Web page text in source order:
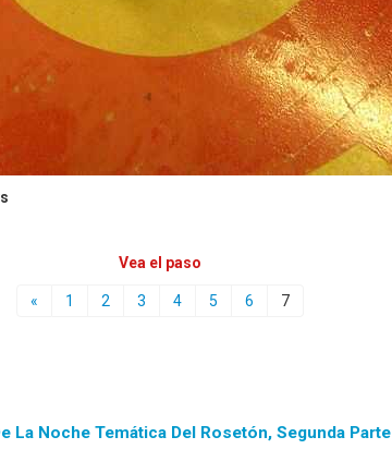
Vea el paso
« 1 2 3 4 5 6 7
La Noche Temática Del Rosetón, Segunda Parte